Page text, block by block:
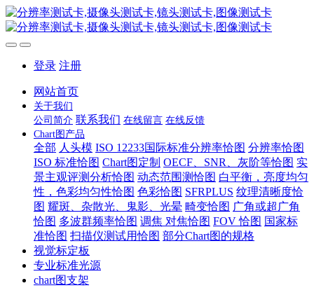
登录 注册
网站首页
关于我们
公司简介 联系我们 在线留言 在线反馈
Chart图产品
全部 人头模 ISO 12233国际标准分辨率恰图 分辨率恰图
ISO 标准恰图 Chart图定制 OECF、SNR、灰阶等恰图 实
景主观评测分析恰图 动态范围测恰图 白平衡，亮度均匀
性，色彩均匀性恰图 色彩恰图 SFRPLUS 纹理清晰度恰
图 耀斑、杂散光、鬼影、光晕 畸变恰图 广角或超广角
恰图 多波群频率恰图 调焦 对焦恰图 FOV 恰图 国家标
准恰图 扫描仪测试用恰图 部分Chart图的规格
视觉标定板
专业标准光源
chart图支架